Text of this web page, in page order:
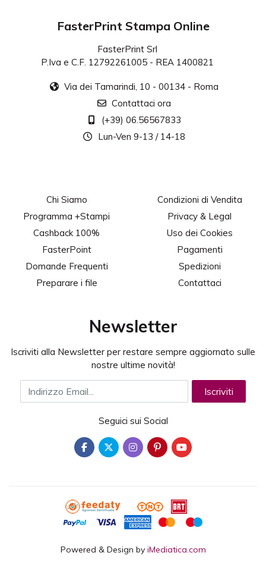
FasterPrint Stampa Online
FasterPrint Srl
P.Iva e C.F. 12792261005 - REA 1400821
Via dei Tamarindi, 10 - 00134 - Roma
Contattaci ora
(+39) 06.56567833
Lun-Ven 9-13 / 14-18
Chi Siamo
Programma +Stampi
Cashback 100%
FasterPoint
Domande Frequenti
Preparare i file
Condizioni di Vendita
Privacy & Legal
Uso dei Cookies
Pagamenti
Spedizioni
Contattaci
Newsletter
Iscriviti alla Newsletter per restare sempre aggiornato sulle
nostre ultime novità!
Indirizzo Email Iscriviti
Seguici sui Social
Powered & Design by iMediatica.com